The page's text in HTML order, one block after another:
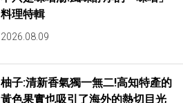
料理特輯
2026.08.09
柚子:清新香氣獨一無二!高知特產的
黃色果實也吸引了海外的熱切目光